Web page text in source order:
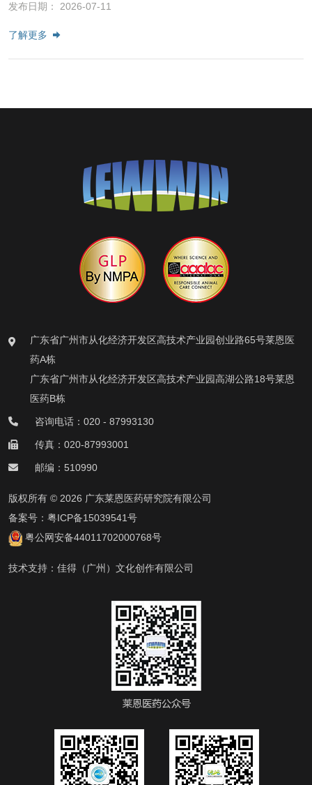
发布日期： 2026-07-11
了解更多
广东省广州市从化经济开发区高技术产业园创业路65号莱恩医
药A栋
广东省广州市从化经济开发区高技术产业园高湖公路18号莱恩
医药B栋
咨询电话：020 - 87993130
传真：020-87993001
邮编：510990
版权所有 © 2026 广东莱恩医药研究院有限公司
备案号： 粤ICP备15039541号
粤公网安备44011702000768号
技术支持： 佳得（广州）文化创作有限公司